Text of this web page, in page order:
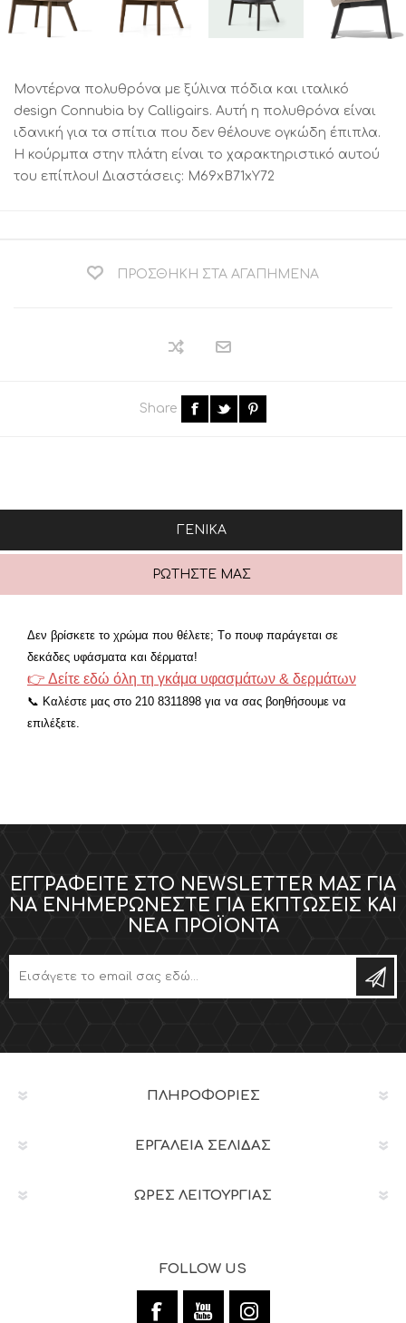
Μοντέρνα πολυθρόνα με ξύλινα πόδια και ιταλικό
design Connubia by Calligairs. Αυτή η πολυθρόνα είναι
ιδανική για τα σπίτια που δεν θέλουνε ογκώδη έπιπλα.
Η κούρμπα στην πλάτη είναι το χαρακτηριστικό αυτού
του επίπλου! Διαστάσεις: M69xB71xY72
ΠΡΟΣΘΉΚΗ ΣΤΑ ΑΓΑΠΗΜΈΝΑ
Share
ΓΕΝΙΚΆ
ΡΩΤΉΣΤΕ ΜΑΣ
Δεν βρίσκετε το χρώμα που θέλετε; Τo πουφ παράγεται σε
δεκάδες υφάσματα και δέρματα!
👉 Δείτε εδώ όλη τη γκάμα υφασμάτων & δερμάτων
📞 Καλέστε μας στο 210 8311898 για να σας βοηθήσουμε να
επιλέξετε.
ΕΓΓΡΑΦΕΊΤΕ ΣΤΟ NEWSLETTER ΜΑΣ ΓΙΑ
ΝΑ ΕΝΗΜΕΡΏΝΕΣΤΕ ΓΙΑ ΕΚΠΤΏΣΕΙΣ ΚΑΙ
ΝΈΑ ΠΡΟΪΌΝΤΑ
ΠΛΗΡΟΦΟΡΊΕΣ
ΕΡΓΑΛΕΊΑ ΣΕΛΊΔΑΣ
ΩΡΕΣ ΛΕΙΤΟΥΡΓΙΑΣ
FOLLOW US